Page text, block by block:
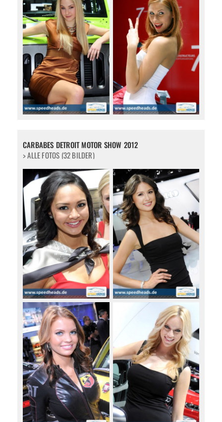
CARBABES DETROIT MOTOR SHOW 2012
> ALLE FOTOS (32 BILDER)